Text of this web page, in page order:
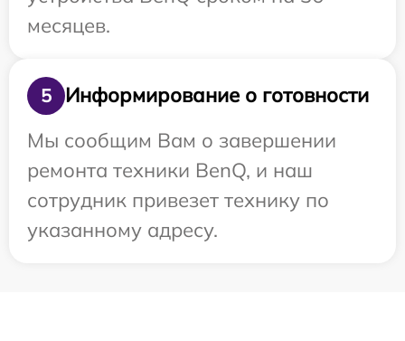
месяцев.
5
Информирование о готовности
Мы сообщим Вам о завершении
ремонта техники BenQ, и наш
сотрудник привезет технику по
указанному адресу.